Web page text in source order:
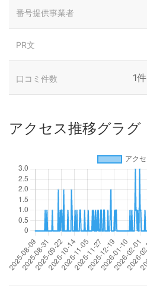
番号提供事業者
PR文
口コミ件数 1件
アクセス推移グラグ